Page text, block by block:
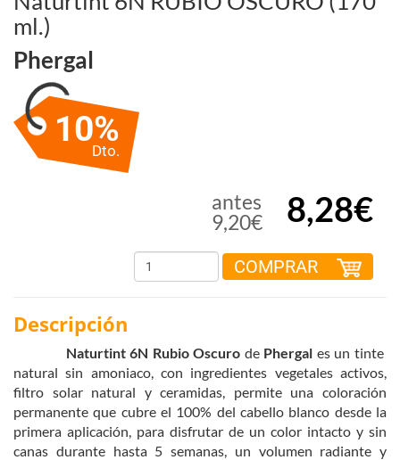
ml.)
Phergal
10%
Dto.
antes
9,20€
8,28€
COMPRAR
Descripción
Naturtint 6N Rubio Oscuro dePhergal es un tinte
natural sin amoniaco, con ingredientes vegetales activos,
filtro solar natural y ceramidas, permite una coloración
permanente que cubre el 100% del cabello blanco desde la
primera aplicación, para disfrutar de un color intacto y sin
canas durante hasta 5 semanas, un volumen radiante y